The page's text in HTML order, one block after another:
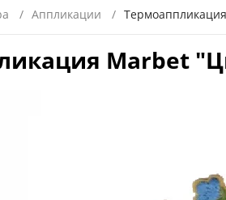
Аппликации
Marbet